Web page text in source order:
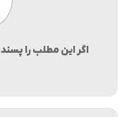
اگر این مطلب را